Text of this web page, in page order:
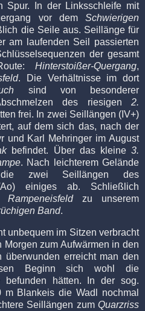
Spur. In der Linksschleife mit
vor dem Schwierigen
die Seile aus. Seillänge für
am laufenden Seil passierten
der gesamt
Hinterstoißer-Quergang,
. Die Verhältnisse im dort
sind von besonderer
des riesigen 2.
frei. In zwei Seillängen (IV+)
auf dem sich das, nach der
und Karl Mehringer im August
befindet. Über das kleine3.
. Nach leichterem Gelände
zwei Seillängen des
Ao) einiges ab. Schließlich
Rampeneisfeldzu unserem
Band.
unbequem im Sitzen verbracht
Morgen zum Aufwärmen in den
erreicht man den
Beginn sich wohl die
befunden hätten. In der sog.
Blankeis die Wadl nochmal
Seillängen zum Quarzriss